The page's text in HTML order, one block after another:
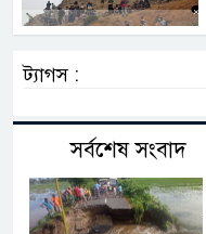
ট্যাগস :
সর্বশেষ সংবাদ